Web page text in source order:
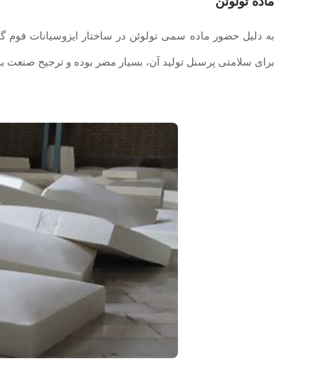
به دلیل حضور ماده سمی تولوئن در ساختار ایزوسیانات فوم
برای سلامتی پرسنل تولید آن، بسیار مضر بوده و ترجیح صنعت